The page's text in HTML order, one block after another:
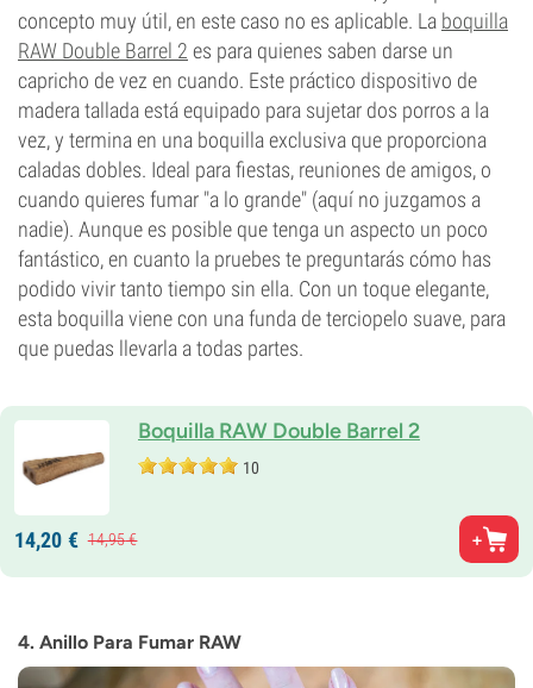
concepto muy útil, en este caso no es aplicable. La boquilla
RAW Double Barrel 2 es para quienes saben darse un
capricho de vez en cuando. Este práctico dispositivo de
madera tallada está equipado para sujetar dos porros a la
vez, y termina en una boquilla exclusiva que proporciona
caladas dobles. Ideal para fiestas, reuniones de amigos, o
cuando quieres fumar "a lo grande" (aquí no juzgamos a
nadie). Aunque es posible que tenga un aspecto un poco
fantástico, en cuanto la pruebes te preguntarás cómo has
podido vivir tanto tiempo sin ella. Con un toque elegante,
esta boquilla viene con una funda de terciopelo suave, para
que puedas llevarla a todas partes.
Boquilla RAW Double Barrel 2
10
14,20 € 14,95€
4. Anillo Para Fumar RAW